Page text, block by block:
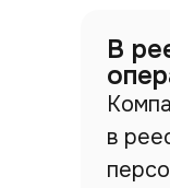
В
в